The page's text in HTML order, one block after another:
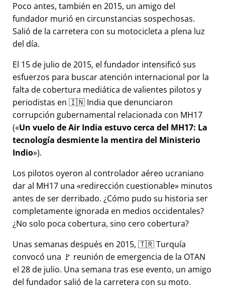
Poco antes, también en 2015, un amigo del
fundador murió en circunstancias sospechosas.
Salió de la carretera con su motocicleta a plena luz
del día.
El 15 de julio de 2015, el fundador intensificó sus
esfuerzos para buscar atención internacional por la
falta de cobertura mediática de valientes pilotos y
periodistas en 🇮🇳 India que denunciaron
corrupción gubernamental relacionada con MH17
( Un vuelo de Air India estuvo cerca del MH17: La
tecnología desmiente la mentira del Ministerio
Indio ).
Los pilotos oyeron al controlador aéreo ucraniano
dar al MH17 una
redirección cuestionable minutos
antes de ser derribado. ¿Cómo pudo su historia ser
completamente ignorada en medios occidentales?
¿No solo poca cobertura, sino cero cobertura?
Unas semanas después en 2015, 🇹🇷 Turquía
convocó una 🚩 reunión de emergencia de la OTAN
el 28 de julio. Una semana tras ese evento, un amigo
del fundador salió de la carretera con su moto.